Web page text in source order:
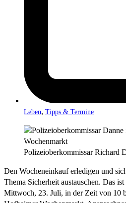
Leben, Tipps & Termine
Polizeioberkommissar Richard
Den Wocheneinkauf erledigen und
Thema Sicherheit austauschen. Das
Mittwoch, 23. Juli, in der Zeit von 10